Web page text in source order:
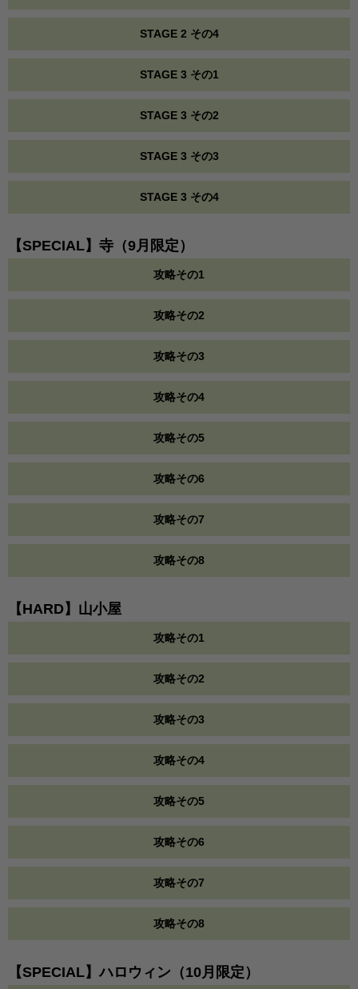
STAGE 2 その4
STAGE 3 その1
STAGE 3 その2
STAGE 3 その3
STAGE 3 その4
【SPECIAL】寺（9月限定）
攻略その1
攻略その2
攻略その3
攻略その4
攻略その5
攻略その6
攻略その7
攻略その8
【HARD】山小屋
攻略その1
攻略その2
攻略その3
攻略その4
攻略その5
攻略その6
攻略その7
攻略その8
【SPECIAL】ハロウィン（10月限定）